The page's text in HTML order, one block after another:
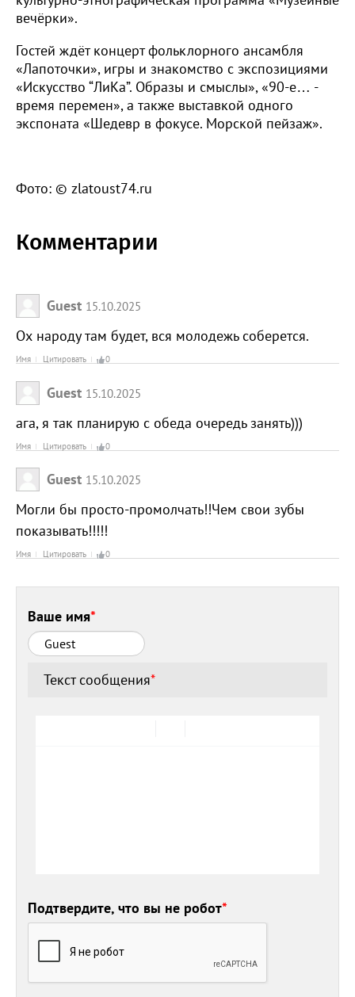
вечёрки».
Гостей ждёт концерт фольклорного ансамбля
«Лапоточки», игры и знакомство с экспозициями
«Искусство “ЛиКа”. Образы и смыслы», «90-е… -
время перемен», а также выставкой одного
экспоната «Шедевр в фокусе. Морской пейзаж».
Фото: © zlatoust74.ru
Комментарии
Guest 15.10.2025
Ох народу там будет, вся молодежь соберется.
Имя Цитировать 0
Guest 15.10.2025
ага, я так планирую с обеда очередь занять)))
Имя Цитировать 0
Guest 15.10.2025
Могли бы просто-промолчать!!Чем свои зубы
показывать!!!!!
Имя Цитировать 0
Ваше имя*
Текст сообщения*
Подтвердите, что вы не робот*